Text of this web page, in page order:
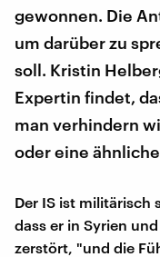
gewonnen. Die
um darüber zu
soll. Kristin
Expertin findet,
man verhindern
oder eine
Der IS ist militärisch
dass er in Syrien
zerstört, "und die